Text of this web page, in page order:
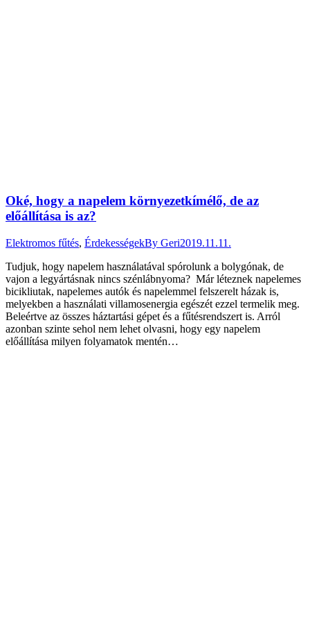
Oké, hogy a napelem környezetkímélő, de az
előállítása is az?
Elektromos fűtés, ÉrdekességekBy Geri2019.11.11.
Tudjuk, hogy napelem használatával spórolunk a bolygónak, de
vajon a legyártásnak nincs szénlábnyoma? Már léteznek napelemes
bicikliutak, napelemes autók és napelemmel felszerelt házak is,
melyekben a használati villamosenergia egészét ezzel termelik meg.
Beleértve az összes háztartási gépet és a fűtésrendszert is. Arról
azonban szinte sehol nem lehet olvasni, hogy egy napelem
előállítása milyen folyamatok mentén…